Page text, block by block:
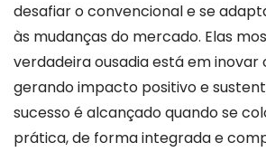
desafiar o convencional e se
às mudanças do mercado. Elas
verdadeira ousadia está em
gerando impacto positivo e
sucesso é alcançado quando se
prática, de forma integrada e